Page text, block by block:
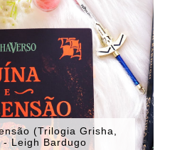
(Trilogia Grisha,
Leigh Bardugo